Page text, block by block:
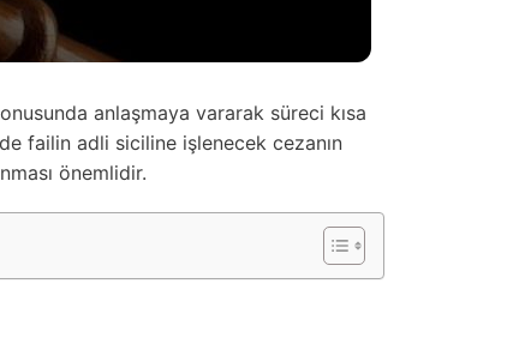
anlaşmaya vararak süreci kısa
failin adli siciline işlenecek cezanın
önemlidir.